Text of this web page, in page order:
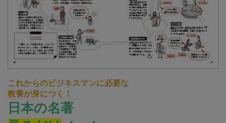
これからのビジネスマンに必要な
教養が身につく！
日本の名著